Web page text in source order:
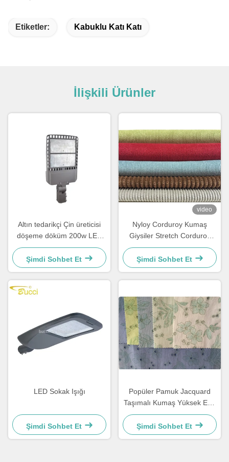
Etiketler: Kabuklu Katı Katı
İlişkili Ürünler
Altın tedarikçi Çin üreticisi
döşeme döküm 200w LED
sokak lambası ev ABC
Şimdi Sohbet Et
video
Nyloy Corduroy Kumaş
Giysiler Stretch Corduroy
Kumaş Yeşil Gri Mavi
Şimdi Sohbet Et
LED Sokak Işığı
Şimdi Sohbet Et
Popüler Pamuk Jacquard
Taşımalı Kumaş Yüksek End
Giyim Kumaş 1128
Şimdi Sohbet Et